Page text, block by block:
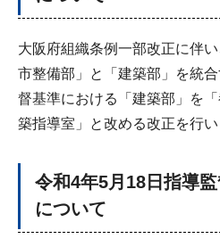
大阪府組織条例一部改正に伴
市整備部」と「建築部」を統
督基準における「建築部」を
築指導室」と改める改正を行い
令和4年5月18日指導
について